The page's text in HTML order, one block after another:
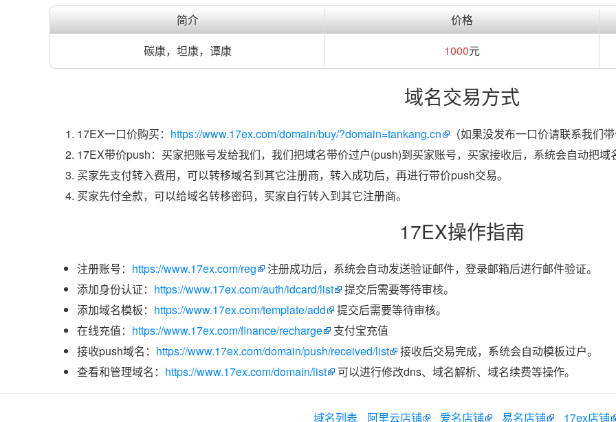
简介 价格
碳康，坦康，谭康
1000元
域名交易方式
17EX一口价购买： https://www.17ex.com/domain/buy/?domain=tankang.cn
（如果没发布一口价请联系我们带
17EX带价push：买家把账号发给我们，我们把域名带价过户(push)到买家账号，买家接收后，系统会自动把域
买家先支付转入费用，可以转移域名到其它注册商，转入成功后，再进行带价push交易。
买家先付全款，可以给域名转移密码，买家自行转入到其它注册商。
17EX操作指南
注册账号： https://www.17ex.com/reg
注册成功后，系统会自动发送验证邮件，登录邮箱后进行邮件验证。
添加身份认证： https://www.17ex.com/auth/idcard/list
提交后需要等待审核。
添加域名模板： https://www.17ex.com/template/add
提交后需要等待审核。
在线充值： https://www.17ex.com/finance/recharge
支付宝充值
接收push域名： https://www.17ex.com/domain/push/received/list
接收后交易完成，系统会自动模板过户。
查看和管理域名： https://www.17ex.com/domain/list 可以进行修改dns、域名解析、域名续费等操作。
域名列表 阿里云店铺 爱名店铺 易名店铺 17ex店铺